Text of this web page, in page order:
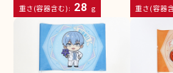
重さ(容器含む): 28 g 重さ(容器